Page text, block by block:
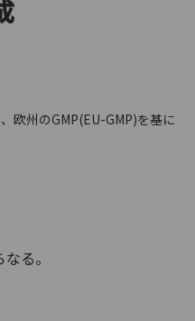
欧州のGMP(EU-GMP)を基に
る。